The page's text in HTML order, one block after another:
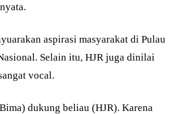
aspirasi masyarakat di Pulau
Selain itu, HJR juga dinilai
vocal.
dukung beliau (HJR). Karena